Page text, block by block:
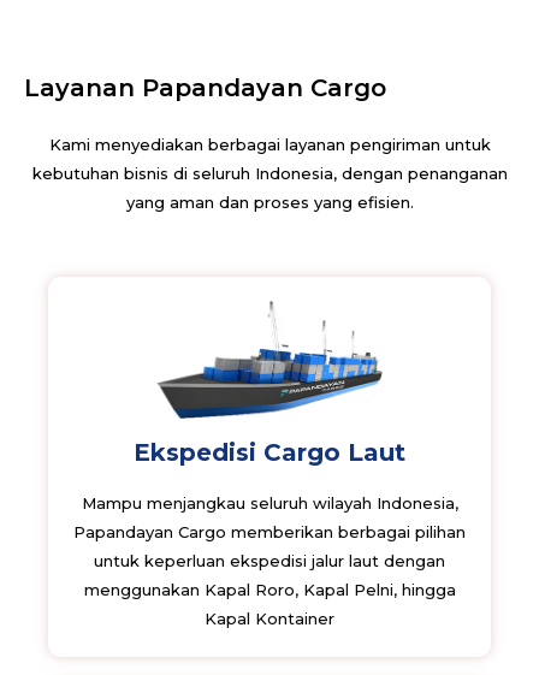
Layanan Papandayan Cargo
Kami menyediakan berbagai layanan pengiriman untuk
kebutuhan bisnis di seluruh Indonesia, dengan penanganan
yang aman dan proses yang efisien.
Ekspedisi Cargo Laut
Mampu menjangkau seluruh wilayah Indonesia,
Papandayan Cargo memberikan berbagai pilihan
untuk keperluan ekspedisi jalur laut dengan
menggunakan Kapal Roro, Kapal Pelni, hingga
Kapal Kontainer